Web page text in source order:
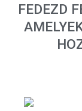
FEDEZD